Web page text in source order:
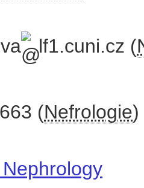
lf1.cuni.cz (
(Nefrologie)